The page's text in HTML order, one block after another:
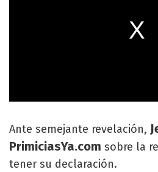
Ante semejante revelación,
PrimiciasYa.com sobre la
tener su declaración.